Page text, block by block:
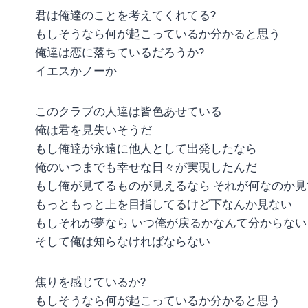
君は俺達のことを考えてくれてる?
もしそうなら何が起こっているか分かると思う
俺達は恋に落ちているだろうか?
イエスかノーか
このクラブの人達は皆色あせている
俺は君を見失いそうだ
もし俺達が永遠に他人として出発したなら
俺のいつまでも幸せな日々が実現したんだ
もし俺が見てるものが見えるなら それが何なのか
もっともっと上を目指してるけど下なんか見ない
もしそれが夢なら いつ俺が戻るかなんて分からない
そして俺は知らなければならない
焦りを感じているか?
もしそうなら何が起こっているか分かると思う